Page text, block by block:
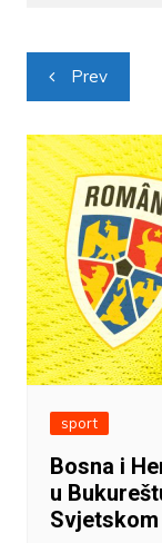
Navigacija
objava
Prev
sport
Bosna i
u